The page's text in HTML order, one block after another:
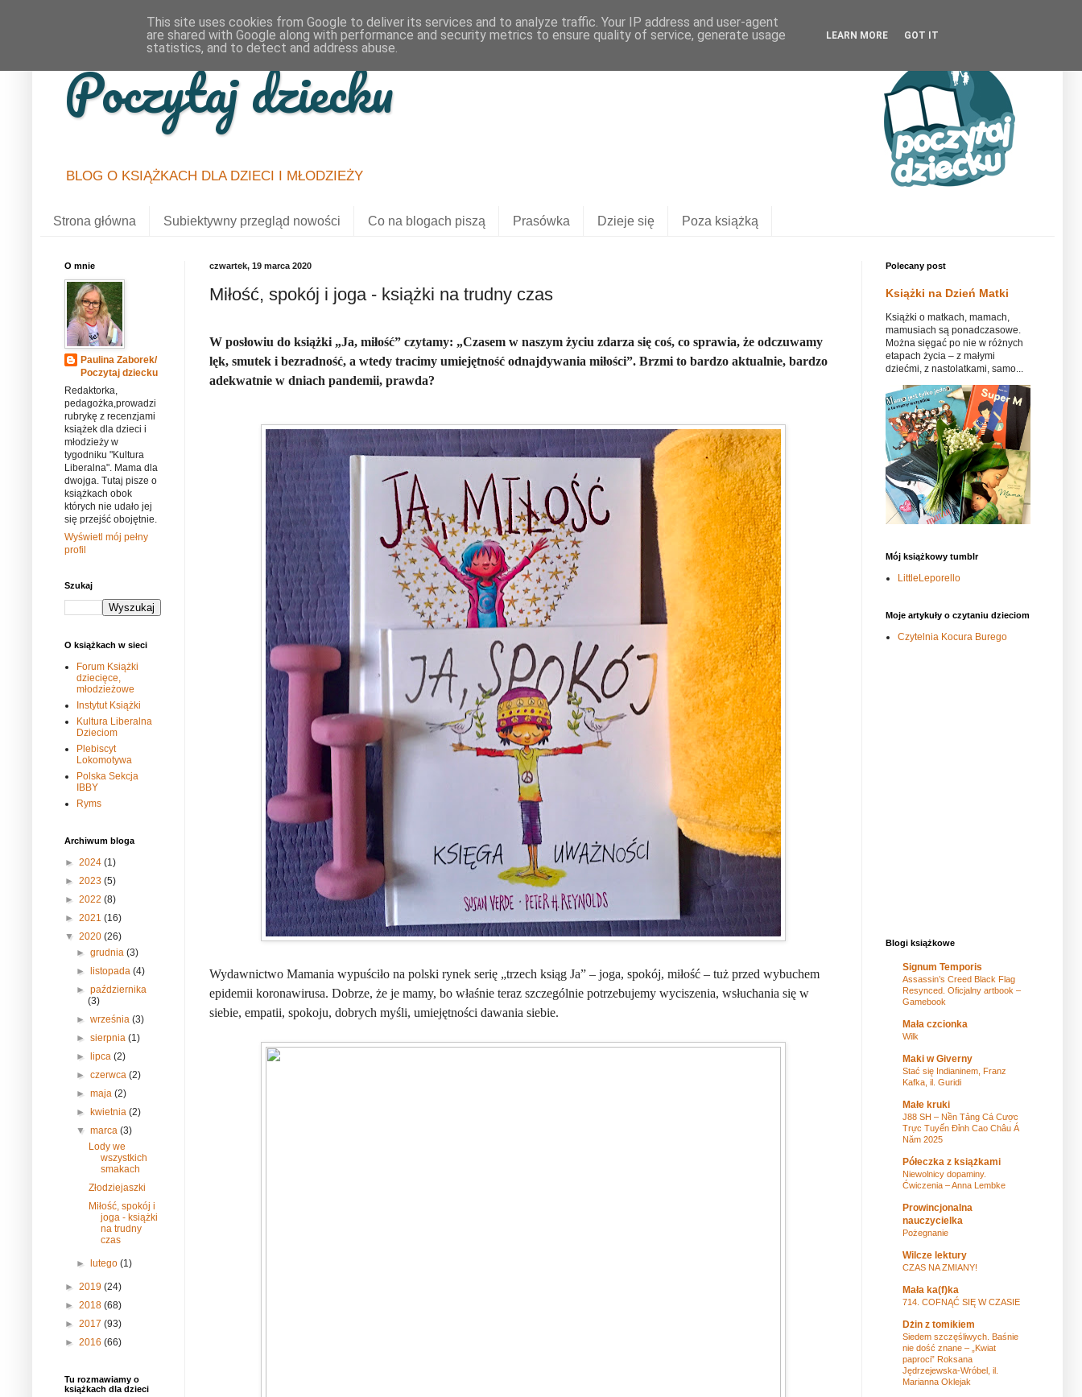
Poczytaj dziecku
BLOG O KSIĄŻKACH DLA DZIECI I MŁODZIEŻY
Strona główna Subiektywny przegląd nowości Co na blogach piszą Prasówka Dzieje się Poza książką
czwartek, 19 marca 2020
Miłość, spokój i joga - książki na trudny czas
W posłowiu do książki „Ja, miłość” czytamy: „Czasem w naszym życiu zdarza się coś, co sprawia, że odczuwamy
lęk, smutek i bezradność, a wtedy tracimy umiejętność odnajdywania miłości”. Brzmi to bardzo aktualnie, bardzo
adekwatnie w dniach pandemii, prawda?
Wydawnictwo Mamania wypuściło na polski rynek serię „trzech ksiąg Ja” – joga, spokój, miłość – tuż przed wybuchem
epidemii koronawirusa. Dobrze, że je mamy, bo właśnie teraz szczególnie potrzebujemy wyciszenia, wsłuchania się w
siebie, empatii, spokoju, dobrych myśli, umiejętności dawania siebie.
O mnie
Paulina Zaborek/
Poczytaj dziecku
Redaktorka,
pedagożka,prowadzi
rubrykę z recenzjami
książek dla dzieci i
młodzieży w
tygodniku "Kultura
Liberalna". Mama dla
dwojga. Tutaj pisze o
książkach obok
których nie udało jej
się przejść obojętnie.
Wyświetl mój pełny
profil
Szukaj
O książkach w sieci
Forum Książki
dziecięce,
młodzieżowe
Instytut Książki
Kultura Liberalna
Dzieciom
Plebiscyt
Lokomotywa
Polska Sekcja
IBBY
Ryms
Archiwum bloga
► 2024 (1)
► 2023 (5)
► 2022 (8)
► 2021 (16)
▼ 2020 (26)
►grudnia(3)
►
listopada(4)
►października
(3)
►września(3)
►sierpnia(1)
►
lipca(2)
►czerwca(2)
►maja(2)
►
kwietnia(2)
▼marca(3)
Lody we
wszystkich
smakach
Złodziejaszki
Miłość, spokój i
joga - książki
na trudny
czas
► lutego(1)
► 2019 (24)
► 2018 (68)
► 2017 (93)
► 2016 (66)
Tu rozmawiamy o
książkach dla dzieci
Polecany post
Książki na Dzień Matki
Książki o matkach, mamach,
mamusiach są ponadczasowe.
Można sięgać po nie w różnych
etapach życia – z małymi
dziećmi, z nastolatkami, samo...
Mój książkowy tumblr
LittleLeporello
Moje artykuły o czytaniu dzieciom
Czytelnia Kocura Burego
Blogi książkowe
Signum Temporis
Assassin’s Creed Black Flag
Resynced. Oficjalny artbook –
Gamebook
Mała czcionka
Wilk
Maki w Giverny
Stać się Indianinem, Franz
Kafka, il. Guridi
Małe kruki
J88 SH – Nền Tảng Cá Cược
Trực Tuyến Đỉnh Cao Châu Á
Năm 2025
Półeczka z książkami
Niewolnicy dopaminy.
Ćwiczenia – Anna Lembke
Prowincjonalna
nauczycielka
Pożegnanie
Wilcze lektury
CZAS NA ZMIANY!
Mała ka(f)ka
714. COFNĄĆ SIĘ W CZASIE
Dżin z tomikiem
Siedem szczęśliwych. Baśnie
nie dość znane – „Kwiat
paproci” Roksana
Jędrzejewska-Wróbel, il.
Marianna Oklejak
This site uses cookies from Google to deliver its services and to analyze traffic. Your IP address and user-agent
are shared with Google along with performance and security metrics to ensure quality of service, generate usage
statistics, and to detect and address abuse.
LEARN MORE GOT IT